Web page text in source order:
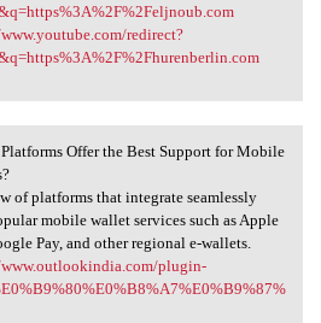
redirect?
Offer the
Offer the Best Support for Mobile
of platforms that integrate seamlessly
mobile wallet services such as Apple
Pay, and other regional e-wallets.
plugin-